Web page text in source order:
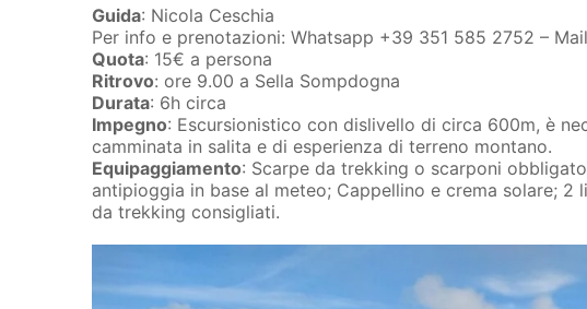
Guida: Nicola Ceschia
Per info e prenotazioni: Whatsapp +39 351 585 2752 –
Quota: 15€ a persona
Ritrovo: ore 9.00 a Sella Sompdogna
Durata: 6h circa
Impegno: Escursionistico con dislivello di circa 600m, è
camminata in salita e di esperienza di terreno montano.
Equipaggiamento: Scarpe da trekking o scarponi
antipioggia in base al meteo; Cappellino e crema solare; 2
da trekking consigliati.